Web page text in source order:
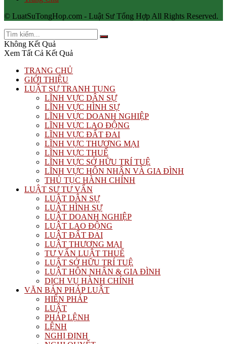
© LuatSuTongHop.com - Luật Sư Tổng Hợp All Rights Reserved.
Không Kết Quả
Xem Tất Cả Kết Quả
TRANG CHỦ
GIỚI THIỆU
LUẬT SƯ TRANH TỤNG
LĨNH VỰC DÂN SỰ
LĨNH VỰC HÌNH SỰ
LĨNH VỰC DOANH NGHIỆP
LĨNH VỰC LAO ĐỘNG
LĨNH VỰC ĐẤT ĐAI
LĨNH VỰC THƯƠNG MẠI
LĨNH VỰC THUẾ
LĨNH VỰC SỞ HỮU TRÍ TUỆ
LĨNH VỰC HÔN NHÂN VÀ GIA ĐÌNH
THỦ TỤC HÀNH CHÍNH
LUẬT SƯ TƯ VẤN
LUẬT DÂN SỰ
LUẬT HÌNH SỰ
LUẬT DOANH NGHIỆP
LUẬT LAO ĐỘNG
LUẬT ĐẤT ĐAI
LUẬT THƯƠNG MẠI
TƯ VẤN LUẬT THUẾ
LUẬT SỞ HỮU TRÍ TUỆ
LUẬT HÔN NHÂN & GIA ĐÌNH
DỊCH VỤ HÀNH CHÍNH
VĂN BẢN PHÁP LUẬT
HIẾN PHÁP
LUẬT
PHÁP LỆNH
LỆNH
NGHỊ ĐỊNH